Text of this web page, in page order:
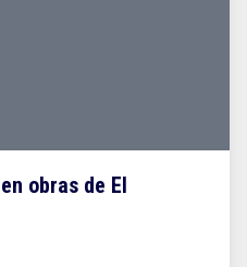
obras de El